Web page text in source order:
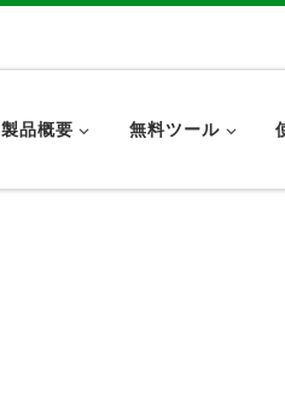
製品概要 無料ツール